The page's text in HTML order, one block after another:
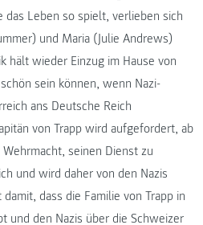
das Leben so spielt, verlieben sich
und Maria (Julie Andrews)
hält wieder Einzug im Hause von
sein können, wenn Nazi-
ans Deutsche Reich
von Trapp wird aufgefordert, ab
seinen Dienst zu
und wird daher von den Nazis
dass die Familie von Trapp in
und den Nazis über die Schweizer